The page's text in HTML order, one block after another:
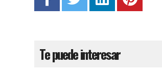
Te puede interesar